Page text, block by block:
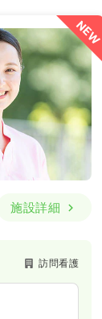
NEW
施設詳細
訪問看護